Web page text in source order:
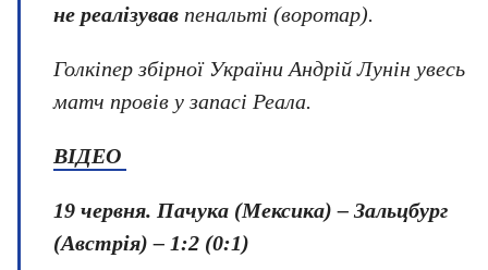
не реалізував пенальті (воротар).
Голкіпер збірної України Андрій Лунін увесь
матч провів у запасі Реала.
ВІДЕО
19 червня. Пачука (Мексика) – Зальцбург
(Австрія) – 1:2 (0:1)